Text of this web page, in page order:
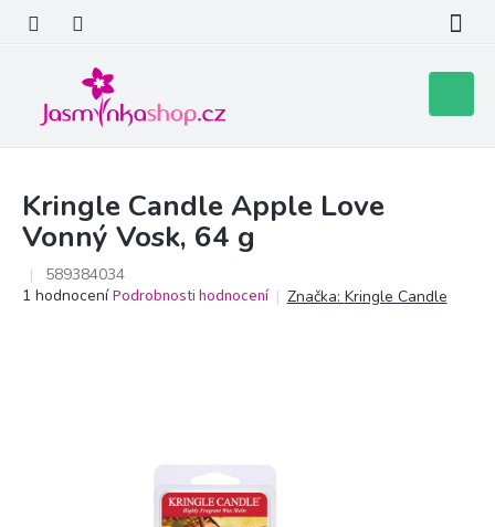
obsah
košík
Kringle Candle Apple Love
Vonný Vosk, 64 g
589384034
Průměrné
1 hodnocení Podrobnosti hodnocení Značka: Kringle Candle